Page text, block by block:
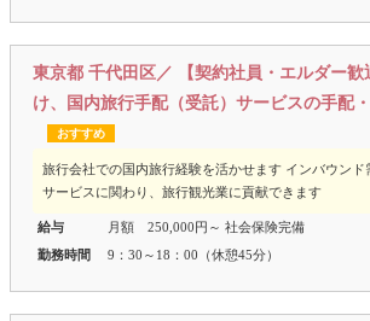
東京都 千代田区／ 【契約社員・エルダー歓
け、国内旅行手配（受託）サービスの手配
おすすめ
旅行会社での国内旅行経験を活かせます インバウンド
サービスに関わり、旅行観光業に貢献できます
給与
月額 250,000円～ 社会保険完備
勤務時間
9：30～18：00（休憩45分）